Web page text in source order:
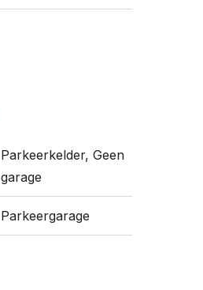
Parkeerkelder, Geen
garage
Parkeergarage